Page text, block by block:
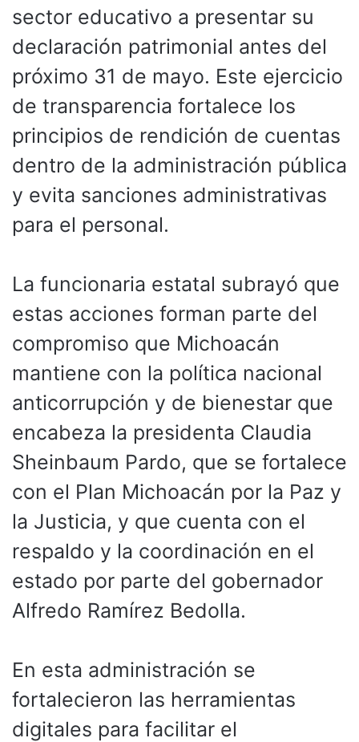
sector educativo a presentar su
declaración patrimonial antes del
próximo 31 de mayo. Este ejercicio
de transparencia fortalece los
principios de rendición de cuentas
dentro de la administración pública
y evita sanciones administrativas
para el personal.
La funcionaria estatal subrayó que
estas acciones forman parte del
compromiso que Michoacán
mantiene con la política nacional
anticorrupción y de bienestar que
encabeza la presidenta Claudia
Sheinbaum Pardo, que se fortalece
con el Plan Michoacán por la Paz y
la Justicia, y que cuenta con el
respaldo y la coordinación en el
estado por parte del gobernador
Alfredo Ramírez Bedolla.
En esta administración se
fortalecieron las herramientas
digitales para facilitar el